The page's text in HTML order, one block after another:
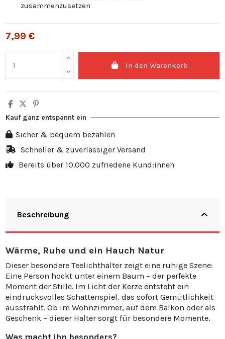
zusammenzusetzen
7,99 €
In den Warenkorb
Kauf ganz entspannt ein
Sicher & bequem bezahlen
Schneller & zuverlässiger Versand
Bereits über 10.000 zufriedene Kund:innen
Beschreibung
Wärme, Ruhe und ein Hauch Natur
Dieser besondere Teelichthalter zeigt eine ruhige Szene:
Eine Person hockt unter einem Baum – der perfekte
Moment der Stille. Im Licht der Kerze entsteht ein
eindrucksvolles Schattenspiel, das sofort Gemütlichkeit
ausstrahlt. Ob im Wohnzimmer, auf dem Balkon oder als
Geschenk – dieser Halter sorgt für besondere Momente.